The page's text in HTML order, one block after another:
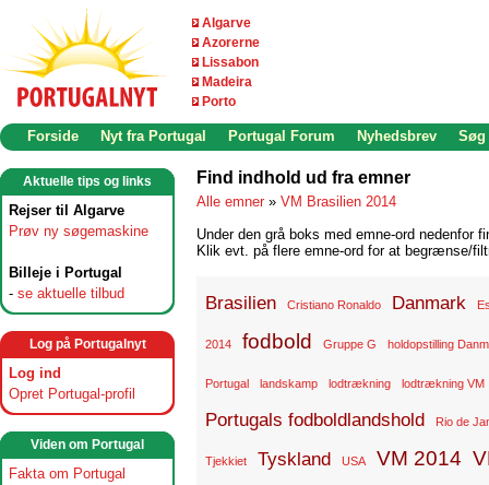
Algarve
Azorerne
Lissabon
Madeira
Porto
Forside Nyt fra Portugal Portugal Forum Nyhedsbrev Søg
Aktuelle tips og links
Rejser til Algarve
Prøv ny søgemaskine
Billeje i Portugal
- se aktuelle tilbud
Log på Portugalnyt
Log ind
Opret Portugal-profil
Viden om Portugal
Fakta om Portugal
Find indhold ud fra emner
Alle emner » VM Brasilien 2014
Under den grå boks med emne-ord nedenfor
Klik evt. på flere emne-ord for at begrænse/
Brasilien Cristiano Ronaldo Danmark
2014 fodbold Gruppe G holdopstilling
Portugal landskamp lodtrækning lodtrækning VM
Portugals fodboldlandshold Rio de
Tjekkiet Tyskland USA VM 2014